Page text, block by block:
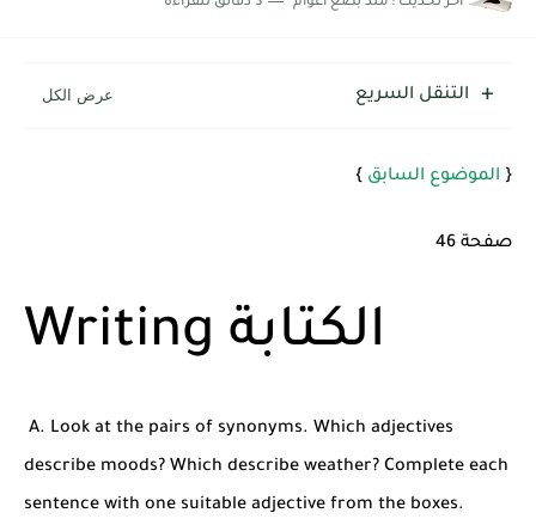
التنقل السريع
{ الموضوع السابق }
صفحة 46
Writing الكتابة
A. Look at the pairs of synonyms. Which adjectives
describe moods? Which describe weather? Complete each
sentence with one suitable adjective from the boxes.